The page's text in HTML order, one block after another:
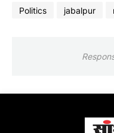
Politics jabalpur